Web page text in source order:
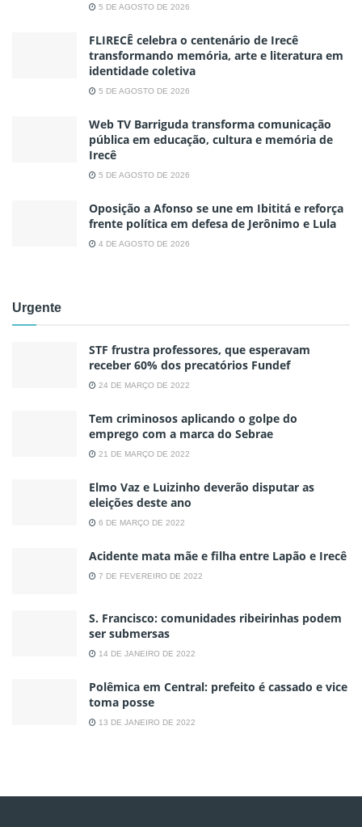
5 DE AGOSTO DE 2026
FLIRECÊ celebra o centenário de Irecê
transformando memória, arte e literatura em
identidade coletiva
5 DE AGOSTO DE 2026
Web TV Barriguda transforma comunicação
pública em educação, cultura e memória de
Irecê
5 DE AGOSTO DE 2026
Oposição a Afonso se une em Ibititá e reforça
frente política em defesa de Jerônimo e Lula
4 DE AGOSTO DE 2026
Urgente
STF frustra professores, que esperavam
receber 60% dos precatórios Fundef
24 DE MARÇO DE 2022
Tem criminosos aplicando o golpe do
emprego com a marca do Sebrae
21 DE MARÇO DE 2022
Elmo Vaz e Luizinho deverão disputar as
eleições deste ano
6 DE MARÇO DE 2022
Acidente mata mãe e filha entre Lapão e Irecê
7 DE FEVEREIRO DE 2022
S. Francisco: comunidades ribeirinhas podem
ser submersas
14 DE JANEIRO DE 2022
Polêmica em Central: prefeito é cassado e vice
toma posse
13 DE JANEIRO DE 2022